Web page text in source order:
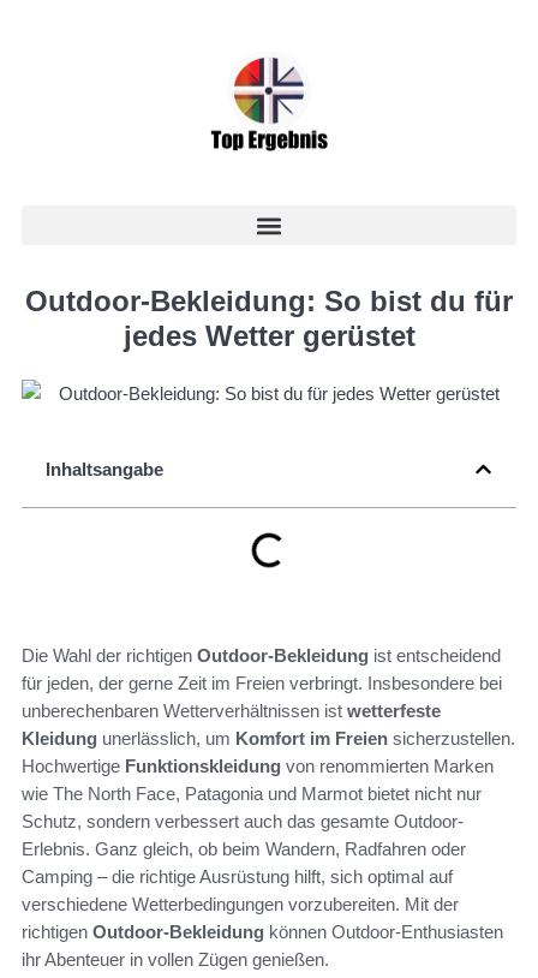
Outdoor-Bekleidung: So bist du für
jedes Wetter gerüstet
Inhaltsangabe
Die Wahl der richtigen Outdoor-Bekleidung ist entscheidend
für jeden, der gerne Zeit im Freien verbringt. Insbesondere bei
unberechenbaren Wetterverhältnissen ist wetterfeste
Kleidung unerlässlich, um Komfort im Freien sicherzustellen.
Hochwertige Funktionskleidung von renommierten Marken
wie The North Face, Patagonia und Marmot bietet nicht nur
Schutz, sondern verbessert auch das gesamte Outdoor-
Erlebnis. Ganz gleich, ob beim Wandern, Radfahren oder
Camping – die richtige Ausrüstung hilft, sich optimal auf
verschiedene Wetterbedingungen vorzubereiten. Mit der
richtigen Outdoor-Bekleidung können Outdoor-Enthusiasten
ihr Abenteuer in vollen Zügen genießen.